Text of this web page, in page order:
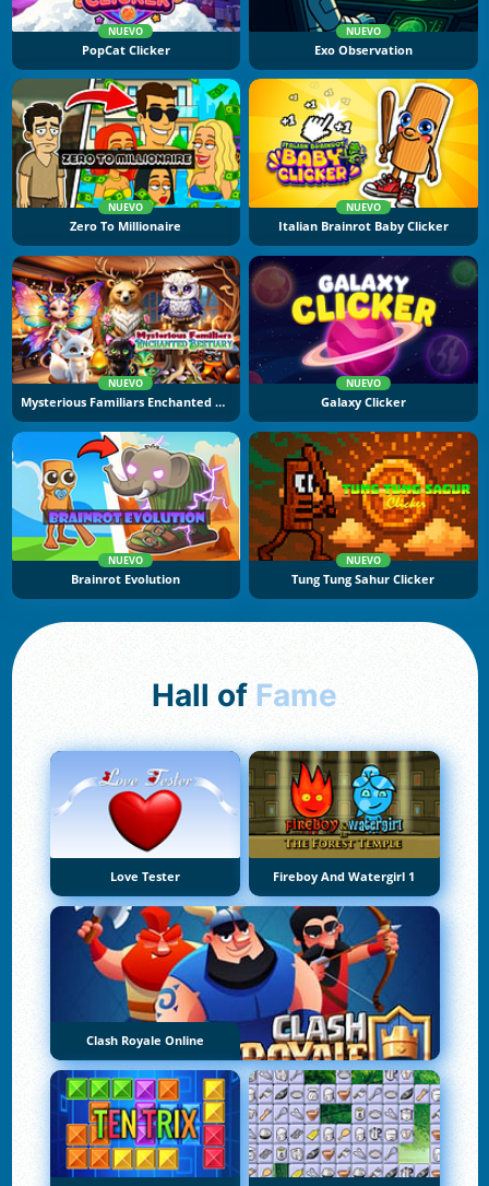
NUEVO
PopCat Clicker
NUEVO
Exo Observation
NUEVO
Zero To Millionaire
NUEVO
Italian Brainrot Baby Clicker
NUEVO
Mysterious Familiars Enchanted Bestiary
NUEVO
Galaxy Clicker
NUEVO
Brainrot Evolution
NUEVO
Tung Tung Sahur Clicker
Hall of Fame
Love Tester Fireboy And Watergirl 1
Clash Royale Online